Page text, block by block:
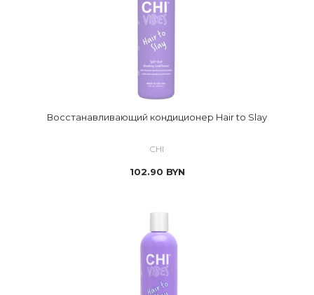
Восстанавливающий кондиционер Hair to Slay
CHI
102.90 BYN